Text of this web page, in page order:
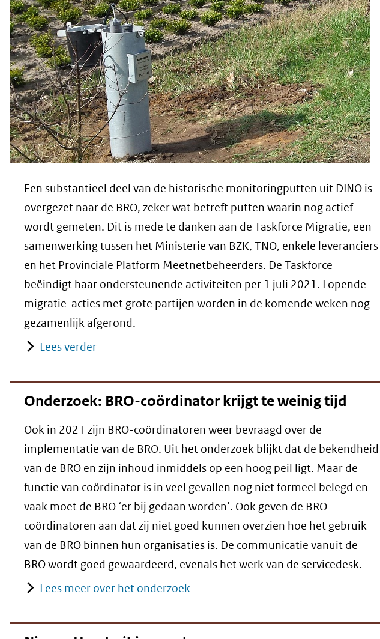
Een substantieel deel van de historische monitoringputten uit DINO is
overgezet naar de BRO, zeker wat betreft putten waarin nog actief
wordt gemeten. Dit is mede te danken aan de Taskforce Migratie, een
samenwerking tussen het Ministerie van BZK, TNO, enkele leveranciers
en het Provinciale Platform Meetnetbeheerders. De Taskforce
beëindigt haar ondersteunende activiteiten per 1 juli 2021. Lopende
migratie-acties met grote partijen worden in de komende weken nog
gezamenlijk afgerond.
Lees verder
Onderzoek: BRO-coördinator krijgt te weinig tijd
Ook in 2021 zijn BRO-coördinatoren weer bevraagd over de
implementatie van de BRO. Uit het onderzoek blijkt dat de bekendheid
van de BRO en zijn inhoud inmiddels op een hoog peil ligt. Maar de
functie van coördinator is in veel gevallen nog niet formeel belegd en
vaak moet de BRO ‘er bij gedaan worden’. Ook geven de BRO-
coördinatoren aan dat zij niet goed kunnen overzien hoe het gebruik
van de BRO binnen hun organisaties is. De communicatie vanuit de
BRO wordt goed gewaardeerd, evenals het werk van de servicedesk.
Lees meer over het onderzoek